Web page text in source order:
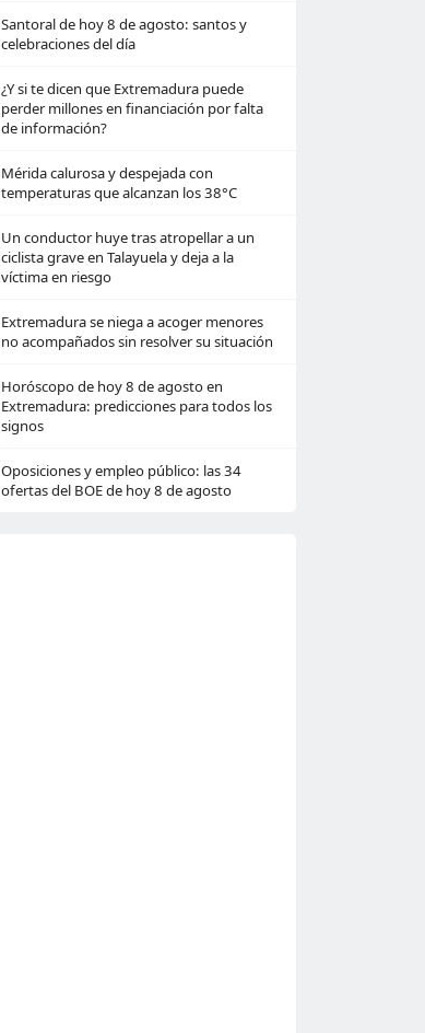
Santoral de hoy 8 de agosto: santos y
celebraciones del día
¿Y si te dicen que Extremadura puede
perder millones en financiación por falta
de información?
Mérida calurosa y despejada con
temperaturas que alcanzan los 38°C
Un conductor huye tras atropellar a un
ciclista grave en Talayuela y deja a la
víctima en riesgo
Extremadura se niega a acoger menores
no acompañados sin resolver su situación
Horóscopo de hoy 8 de agosto en
Extremadura: predicciones para todos los
signos
Oposiciones y empleo público: las 34
ofertas del BOE de hoy 8 de agosto